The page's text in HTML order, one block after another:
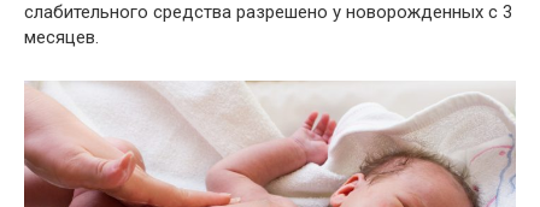
слабительного средства разрешено у новорожденных с 3
месяцев.